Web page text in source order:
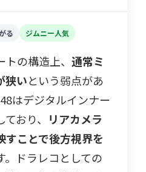
る ジムニー人気
の構造上、 通常ミ
狭いという弱点があ
はデジタルインナー
おり、
リアカメラ
すことで後方視界を
。ドラレコとしての